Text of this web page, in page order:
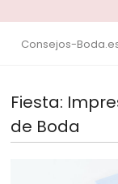
Consejos-
Fiesta:
de Boda